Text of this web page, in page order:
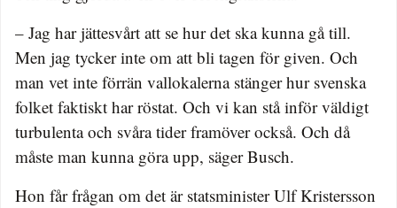
– Jag har jättesvårt att se hur det ska kunna gå till.
Men jag tycker inte om att bli tagen för given. Och
man vet inte förrän vallokalerna stänger hur svenska
folket faktiskt har röstat. Och vi kan stå inför väldigt
turbulenta och svåra tider framöver också. Och då
måste man kunna göra upp, säger Busch.
Hon får frågan om det är statsminister Ulf Kristersson